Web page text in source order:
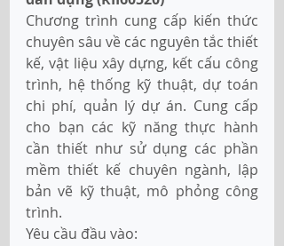
Chương trình cung cấp kiến thức
chuyên sâu về các nguyên tắc thiết
kế, vật liệu xây dựng, kết cấu công
trình, hệ thống kỹ thuật, dự toán
chi phí, quản lý dự án. Cung cấp
cho bạn các kỹ năng thực hành
cần thiết như sử dụng các phần
mềm thiết kế chuyên ngành, lập
bản vẽ kỹ thuật, mô phỏng công
trình.
Yêu cầu đầu vào: